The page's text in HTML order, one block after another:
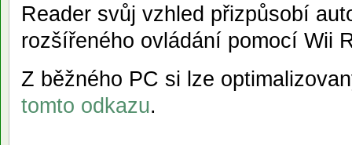
Reader svůj vzhled přizpůsobí
rozšířeného ovládání pomocí Wii
Z běžného PC si lze
tomto odkazu.